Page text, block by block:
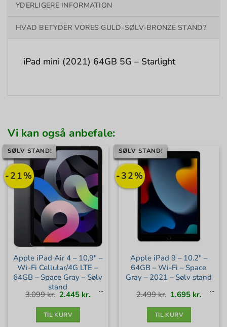
YDERLIGERE INFORMATION
HVAD BETYDER VORES GULD-SØLV-BRONZE STAND?
iPad mini (2021) 64GB 5G – Starlight
Vi kan også anbefale:
-21%
SØLV STAND!
Apple iPad Air 4 – 10,9″ –
Wi-Fi Cellular/4G LTE –
64GB – Space Gray – Sølv
stand
3.099kr. Den
oprindelige
pris
2.445 kr. Den
TIL KURV
-32%
SØLV STAND!
Apple iPad 9 – 10.2″ –
64GB – Wi-Fi – Space
Gray – 2021 – Sølv stand
2.499kr. Den
oprindelige
pris
1.695 kr. Den
TIL KURV